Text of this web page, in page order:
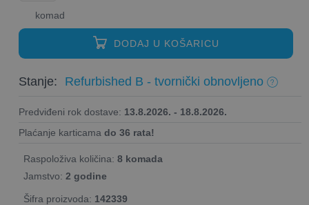
komad
DODAJ U KOŠARICU
Stanje: Refurbished B - tvornički obnovljeno
Predviđeni rok dostave: 13.8.2026. - 18.8.2026.
Plaćanje karticama do 36 rata!
Raspoloživa količina: 8 komada
Jamstvo: 2 godine
Šifra proizvoda: 142339